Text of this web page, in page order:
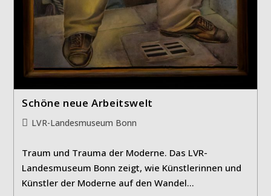
Schöne neue Arbeitswelt
Beitrags-
LVR-Landesmuseum Bonn
Traum und Trauma der Moderne. Das LVR-
Landesmuseum Bonn zeigt, wie Künstlerinnen und
Künstler der Moderne auf den Wandel…